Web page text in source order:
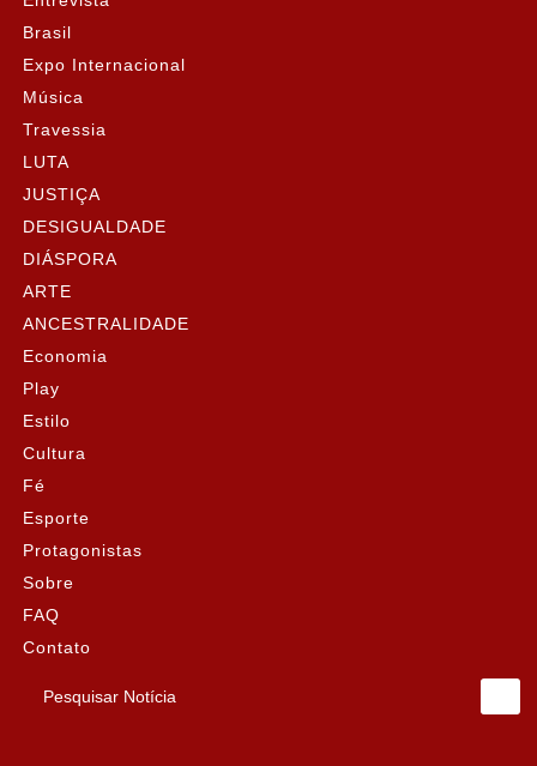
Brasil
Expo Internacional
Música
Travessia
LUTA
JUSTIÇA
DESIGUALDADE
DIÁSPORA
ARTE
ANCESTRALIDADE
Economia
Play
Estilo
Cultura
Fé
Esporte
Protagonistas
Sobre
FAQ
Contato
Pesquisar Notícia